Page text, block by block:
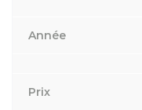
Année
Prix